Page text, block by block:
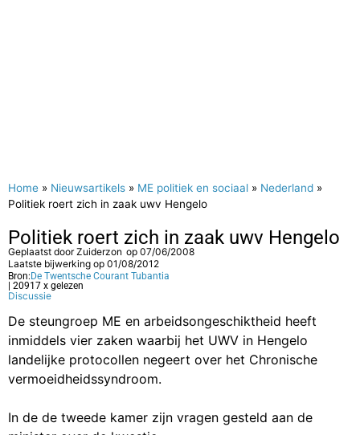
Home » Nieuwsartikels » ME politiek en sociaal » Nederland »
Politiek roert zich in zaak uwv Hengelo
Politiek roert zich in zaak uwv Hengelo
Geplaatst doorZuiderzon op 07/06/2008
Laatste bijwerking op 01/08/2012
Bron: De Twentsche Courant Tubantia
| 20917 x gelezen
Discussie
De steungroep ME en arbeidsongeschiktheid heeft
inmiddels vier zaken waarbij het UWV in Hengelo
landelijke protocollen negeert over het Chronische
vermoeidheidssyndroom.
In de de tweede kamer zijn vragen gesteld aan de